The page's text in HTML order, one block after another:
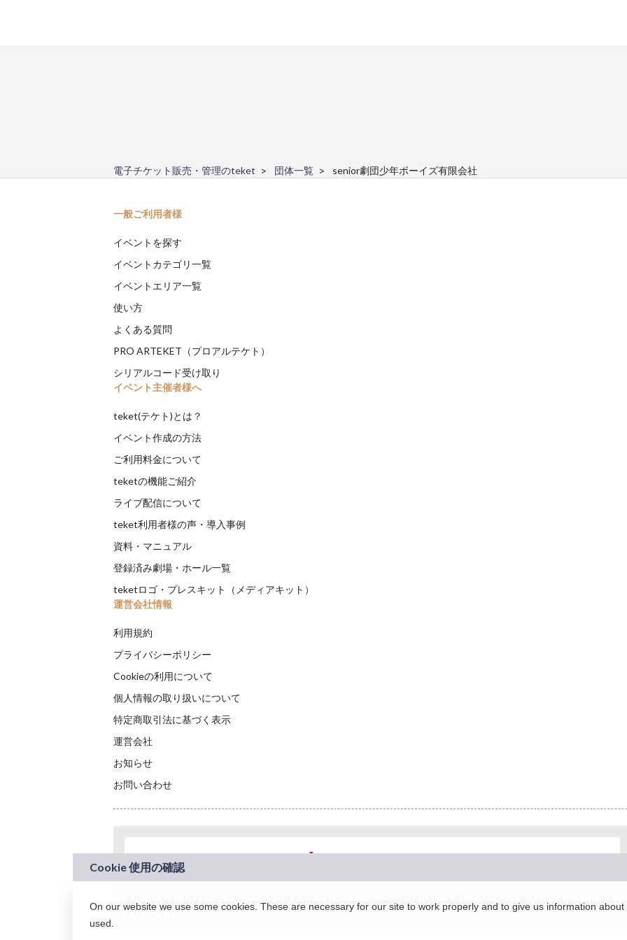
電子チケット販売・管理のteket 団体一覧 senior劇団少年ボーイズ有限会社
一般ご利用者様
イベントを探す
イベントカテゴリ一覧
イベントエリア一覧
使い方
よくある質問
PRO ARTEKET（プロアルテケト）
シリアルコード受け取り
イベント主催者様へ
teket(テケト)とは？
イベント作成の方法
ご利用料金について
teketの機能ご紹介
ライブ配信について
teket利用者様の声・導入事例
資料・マニュアル
登録済み劇場・ホール一覧
teketロゴ・プレスキット（メディアキット）
運営会社情報
利用規約
プライバシーポリシー
Cookieの利用について
個人情報の取り扱いについて
特定商取引法に基づく表示
運営会社
お知らせ
お問い合わせ
されています。
On our website we use some cookies. These are necessary for our site to work properly and to give us information
used.